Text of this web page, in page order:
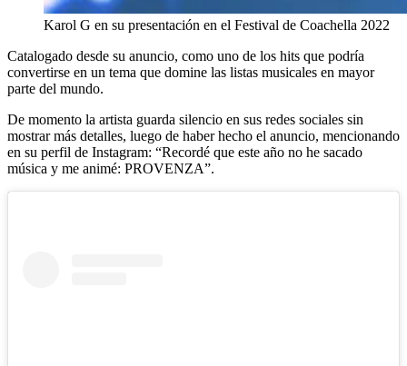
Karol G en su presentación en el Festival de Coachella 2022
Catalogado desde su anuncio, como uno de los hits que podría
convertirse en un tema que domine las listas musicales en mayor
parte del mundo.
De momento la artista guarda silencio en sus redes sociales sin
mostrar más detalles, luego de haber hecho el anuncio, mencionando
en su perfil de Instagram: “Recordé que este año no he sacado
música y me animé: PROVENZA”.